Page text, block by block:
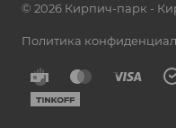
© 2026 Кирпич-парк -
Политика